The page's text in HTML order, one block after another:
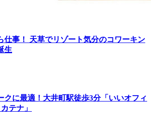
仕事！ 天草でリゾート気分のコワーキン
生
クに最適！大井町駅徒歩3分「いいオフィ
テナ」